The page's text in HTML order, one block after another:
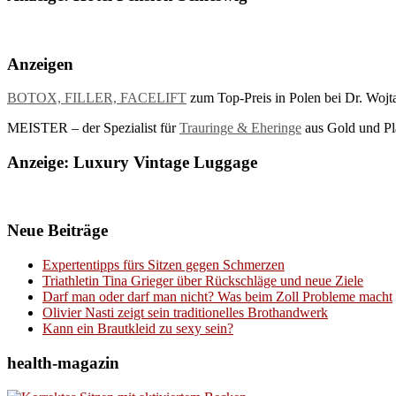
Anzeigen
BOTOX, FILLER, FACELIFT zum Top-Preis in Polen bei Dr.
MEISTER – der Spezialist fürTrauringe & Eheringe aus Gold und
Anzeige: Luxury Vintage Luggage
Neue Beiträge
Expertentipps fürs Sitzen gegen Schmerzen
Triathletin Tina Grieger über Rückschläge und neue Ziele
Darf man oder darf man nicht? Was beim Zoll Probleme macht
Olivier Nasti zeigt sein traditionelles Brothandwerk
Kann ein Brautkleid zu sexy sein?
health-magazin